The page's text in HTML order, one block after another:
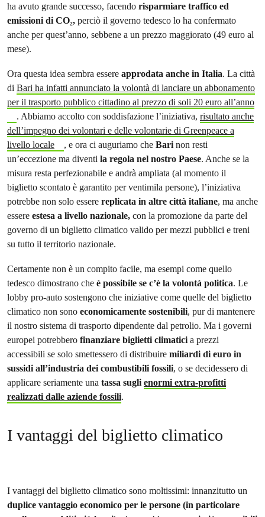
ha avuto grande successo, facendo risparmiare traffico ed
emissioni di CO₂, perciò il governo tedesco lo ha confermato
anche per quest’anno, sebbene a un prezzo maggiorato (49 euro al
mese).
Ora questa idea sembra essere approdata anche in Italia. La città
di Bari ha infatti annunciato la volontà di lanciare un abbonamento
per il trasporto pubblico cittadino al prezzo di soli 20 euro all’anno
. Abbiamo accolto con soddisfazione l’iniziativa, risultato anche
dell’impegno dei volontari e delle volontarie di Greenpeace a
livello locale
, e ora ci auguriamo che Barinon resti
un’eccezione ma diventi la regola nel nostro Paese. Anche se la
misura resta perfezionabile e andrà ampliata (al momento il
biglietto scontato è garantito per ventimila persone), l’iniziativa
potrebbe non solo essere replicata in altre città italiane, ma anche
essere estesa a livello nazionale, con la promozione da parte del
governo di un biglietto climatico valido per mezzi pubblici e treni
su tutto il territorio nazionale.
Certamente non è un compito facile, ma esempi come quello
tedesco dimostrano che è possibile se c’è la volontà politica. Le
lobby pro-auto sostengono che iniziative come quelle del biglietto
climatico non sono economicamente sostenibili, pur di mantenere
il nostro sistema di trasporto dipendente dal petrolio. Ma i governi
europei potrebbero finanziare biglietti climaticia prezzi
accessibili se solo smettessero di distribuire miliardi di euro in
sussidi all’industria dei combustibili fossili, o se decidessero di
applicare seriamente una tassa suglienormi extra-profitti
realizzati dalle aziende fossili.
I vantaggi del biglietto climatico
I vantaggi del biglietto climatico sono moltissimi: innanzitutto un
duplice vantaggio economico per le persone (in particolare